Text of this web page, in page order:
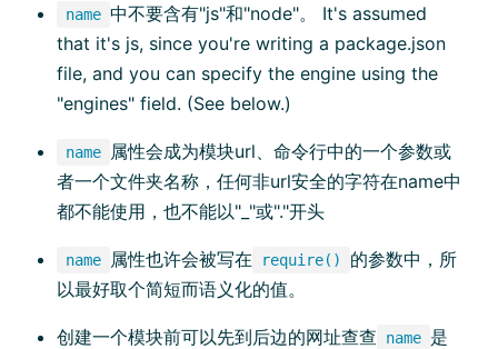
name 中不要含有"js"和"node"。 It's assumed
that it's js, since you're writing a package.json
file, and you can specify the engine using the
"engines" field. (See below.)
name
属性会成为模块url、命令行中的一个参数或
者一个文件夹名称，任何非url安全的字符在name中
都不能使用，也不能以"_"或"."开头
name 属性也许会被写在 require()
的参数中，所
以最好取个简短而语义化的值。
创建一个模块前可以先到后边的网址查查 name 是